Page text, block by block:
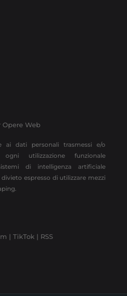
Web
ai dati personali trasmessi e/o
utilizzazione funzionale
di intelligenza artificiale
espresso di utilizzare mezzi
| TikTok | RSS